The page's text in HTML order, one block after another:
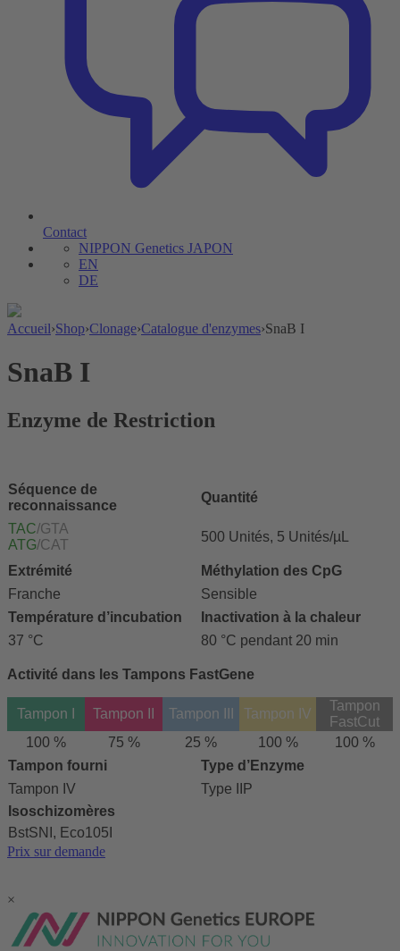
Contact
NIPPON Genetics JAPON
EN
DE
Accueil›Shop›Clonage›Catalogue d'enzymes›SnaB I
SnaB I
Enzyme de Restriction
Séquence de
reconnaissance
Quantité
TAC/GTA
ATG/CAT
500 Unités, 5 Unités/µL
Extrémité
Méthylation des CpG
Franche
Sensible
Température d’incubation
Inactivation à la chaleur
37 °C
80 °C pendant 20 min
Activité dans les Tampons FastGene
Tampon I Tampon II Tampon III Tampon IV
Tampon
FastCut
100 %
75 % 25 % 100 %
100 %
Tampon fourni
Type d’Enzyme
Tampon IV
Type IIP
Isoschizomères
BstSNI, Eco105I
Prix sur demande
×